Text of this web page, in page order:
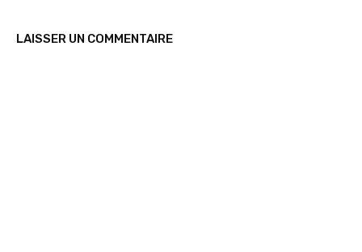
LAISSER UN COMMENTAIRE